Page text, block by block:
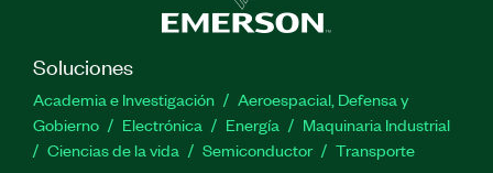
Soluciones
Academia e Investigación
Aeroespacial, Defensa y
Gobierno
Electrónica Energía
Maquinaria Industrial
Ciencias de la vida
Semiconductor Transporte